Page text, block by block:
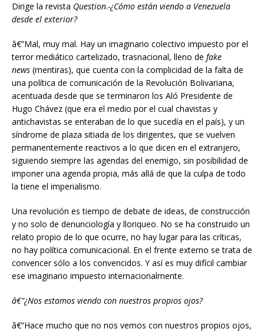
Dirige la revista Question.-¿Cómo están viendo a Venezuela
desde el exterior?
â€”Mal, muy mal. Hay un imaginario colectivo impuesto por el
terror mediático cartelizado, trasnacional, lleno de fake
news (mentiras), que cuenta con la complicidad de la falta de
una política de comunicación de la Revolución Bolivariana,
acentuada desde que se terminaron los Aló Presidente de
Hugo Chávez (que era el medio por el cual chavistas y
antichavistas se enteraban de lo que sucedía en el país), y un
síndrome de plaza sitiada de los dirigentes, que se vuelven
permanentemente reactivos a lo que dicen en el extranjero,
siguiendo siempre las agendas del enemigo, sin posibilidad de
imponer una agenda propia, más allá de que la culpa de todo
la tiene el imperialismo.
Una revolución es tiempo de debate de ideas, de construcción
y no solo de denunciología y lloriqueo. No se ha construido un
relato propio de lo que ocurre, no hay lugar para las críticas,
no hay política comunicacional. En el frente externo se trata de
convencer sólo a los convencidos. Y así es muy difícil cambiar
ese imaginario impuesto internacionalmente.
â€”¿Nos estamos viendo con nuestros propios ojos?
â€”Hace mucho que no nos vemos con nuestros propios ojos,